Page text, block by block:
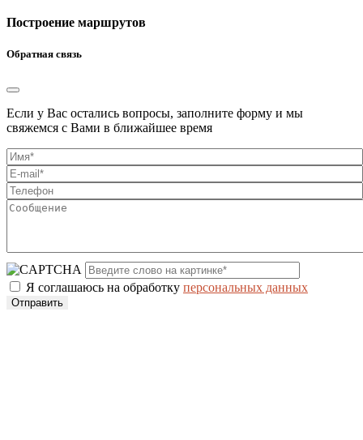
Построение маршрутов
Обратная связь
Если у Вас остались вопросы, заполните форму и мы
свяжемся с Вами в ближайшее время
Я соглашаюсь на обработку персональных данных